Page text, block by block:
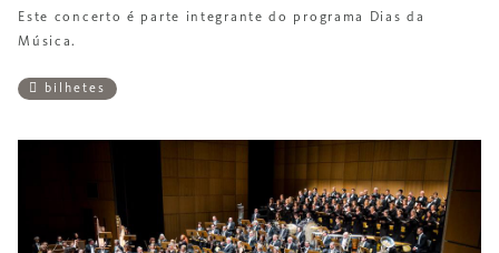
Este concerto é parte integrante do programa Dias da
Música.
bilhetes